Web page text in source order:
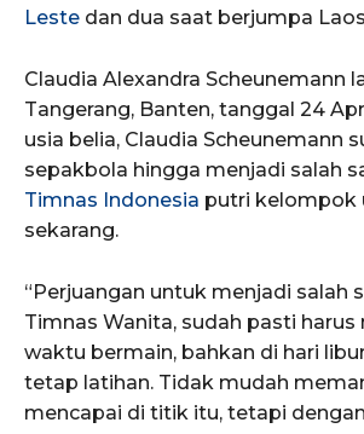
Leste dan dua saat berjumpa
Claudia Alexandra Scheunemann
Tangerang, Banten, tanggal 24
usia belia, Claudia Scheunemann
sepakbola hingga menjadi salah
Timnas Indonesia putri kelompok
sekarang.
“Perjuangan untuk menjadi salah
Timnas Wanita, sudah pasti
waktu bermain, bahkan di hari
tetap latihan. Tidak mudah
mencapai di titik itu, tetapi